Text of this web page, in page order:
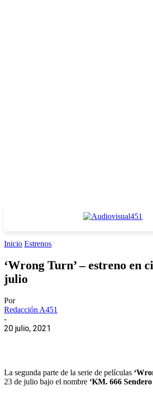
Inicio Estrenos
‘Wrong Turn’ – estreno en
julio
Por
Redacción A451
-
20 julio, 2021
La segunda parte de la serie de películas
23 de julio bajo el nombre ‘KM. 666